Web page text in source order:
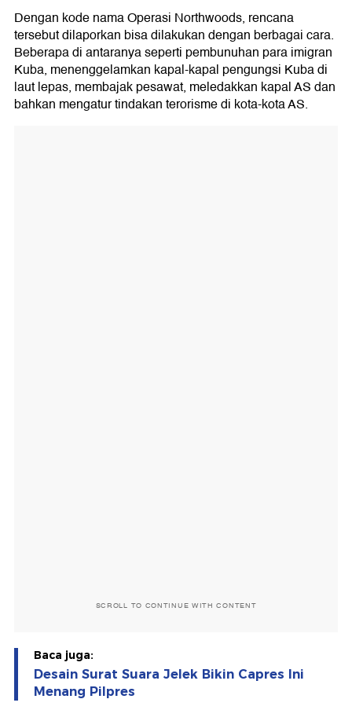
Dengan kode nama Operasi Northwoods, rencana
tersebut dilaporkan bisa dilakukan dengan berbagai cara.
Beberapa di antaranya seperti pembunuhan para imigran
Kuba, menenggelamkan kapal-kapal pengungsi Kuba di
laut lepas, membajak pesawat, meledakkan kapal AS dan
bahkan mengatur tindakan terorisme di kota-kota AS.
SCROLL TO CONTINUE WITH CONTENT
Baca juga:
Desain Surat Suara Jelek Bikin Capres Ini
Menang Pilpres